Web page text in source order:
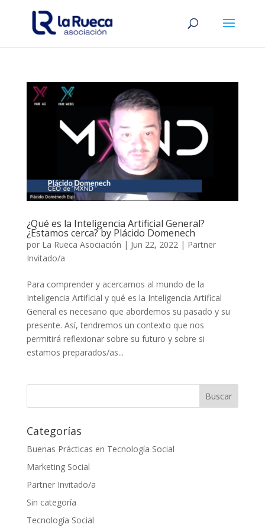
¿Qué es la Inteligencia Artificial General?
¿Estamos cerca? by Plácido Domenech
por La Rueca Asociación | Jun 22, 2022| Partner
Invitado/a
Para comprender y acercarnos al mundo de la
Inteligencia Artificial y qué es la Inteligencia Artifical
General es necesario que abordemos su pasado y su
presente. Así, tendremos un contexto que nos
permitirá reflexionar sobre su futuro y sobre si
estamos preparados/as...
Categorías
Buenas Prácticas en Tecnología Social
Marketing Social
Partner Invitado/a
Sin categoría
Tecnología Social